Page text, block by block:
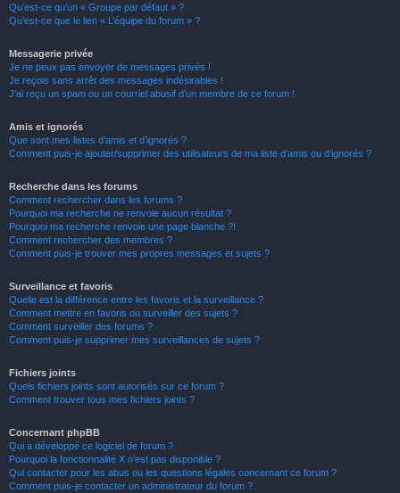
Qu’est-ce qu’un « Groupe par défaut » ?
Qu’est-ce que le lien « L’équipe du forum » ?
Messagerie privée
Je ne peux pas envoyer de messages privés !
Je reçois sans arrêt des messages indésirables !
J’ai reçu un spam ou un courriel abusif d’un membre de ce forum !
Amis et ignorés
Que sont mes listes d’amis et d’ignorés ?
Comment puis-je ajouter/supprimer des utilisateurs de ma liste d’amis ou d’ignorés ?
Recherche dans les forums
Comment rechercher dans les forums ?
Pourquoi ma recherche ne renvoie aucun résultat ?
Pourquoi ma recherche renvoie une page blanche ?!
Comment rechercher des membres ?
Comment puis-je trouver mes propres messages et sujets ?
Surveillance et favoris
Quelle est la différence entre les favoris et la surveillance ?
Comment mettre en favoris ou surveiller des sujets ?
Comment surveiller des forums ?
Comment puis-je supprimer mes surveillances de sujets ?
Fichiers joints
Quels fichiers joints sont autorisés sur ce forum ?
Comment trouver tous mes fichiers joints ?
Concernant phpBB
Qui a développé ce logiciel de forum ?
Pourquoi la fonctionnalité X n’est pas disponible ?
Qui contacter pour les abus ou les questions légales concernant ce forum ?
Comment puis-je contacter un administrateur du forum ?